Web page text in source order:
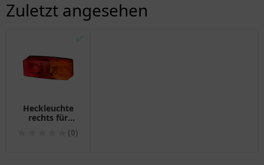
Zuletzt angesehen
✅
Heckleuchte
rechts für
Motorräder(0)